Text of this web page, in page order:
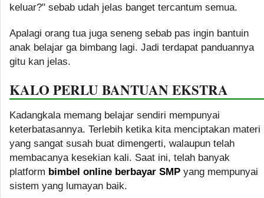
keluar?" sebab udah jelas banget tercantum semua.
Apalagi orang tua juga seneng sebab pas ingin bantuin
anak belajar ga bimbang lagi. Jadi terdapat panduannya
gitu kan jelas.
KALO PERLU BANTUAN EKSTRA
Kadangkala memang belajar sendiri mempunyai
keterbatasannya. Terlebih ketika kita menciptakan materi
yang sangat susah buat dimengerti, walaupun telah
membacanya kesekian kali. Saat ini, telah banyak
platform bimbel online berbayar SMP yang mempunyai
sistem yang lumayan baik.